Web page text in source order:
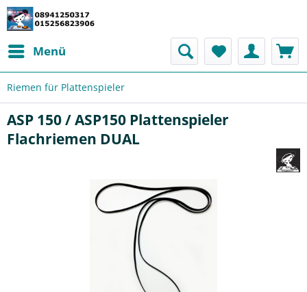
Menü
Riemen für Plattenspieler
ASP 150 / ASP150 Plattenspieler
Flachriemen DUAL